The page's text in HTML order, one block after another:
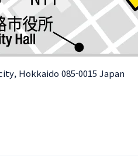
Hokkaido 085-0015 Japan